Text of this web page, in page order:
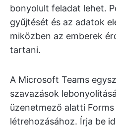
bonyolult feladat lehet.
gyűjtését és az adatok
miközben az emberek
tartani.
A Microsoft Teams
szavazások
üzenetmező alatti
létrehozásához. Írja be